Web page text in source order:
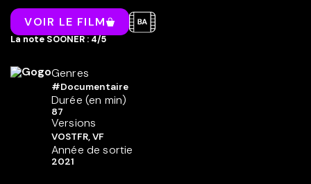
VOIR LE FILM
La note SOONER : 4/5
Genres
#Documentaire
Durée (en min)
87
Versions
VOSTFR, VF
Année de sortie
2021